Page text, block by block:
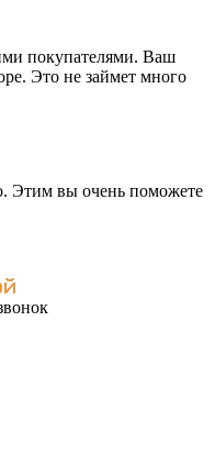
покупателями. Ваш
Это не займет много
Этим вы очень поможете